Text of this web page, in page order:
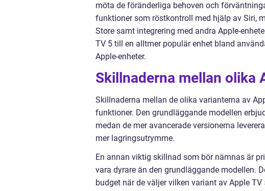
möta de föränderliga behoven och
funktioner som röstkontroll med hjälp av Siri,
Store samt integrering med andra Apple-
TV 5 till en alltmer populär enhet bland
Apple-enheter.
Skillnaderna mellan olika
Skillnaderna mellan de olika varianterna av
funktioner. Den grundläggande modellen
medan de mer avancerade versionerna
mer lagringsutrymme.
En annan viktig skillnad som bör nämnas är
vara dyrare än den grundläggande modellen.
budget när de väljer vilken variant av Apple TV